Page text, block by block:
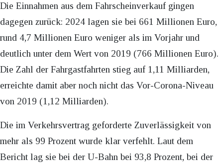
Die Einnahmen aus dem Fahrscheinverkauf gingen
dagegen zurück: 2024 lagen sie bei 661 Millionen Euro,
rund 4,7 Millionen Euro weniger als im Vorjahr und
deutlich unter dem Wert von 2019 (766 Millionen Euro).
Die Zahl der Fahrgastfahrten stieg auf 1,11 Milliarden,
erreichte damit aber noch nicht das Vor-Corona-Niveau
von 2019 (1,12 Milliarden).
Die im Verkehrsvertrag geforderte Zuverlässigkeit von
mehr als 99 Prozent wurde klar verfehlt. Laut dem
Bericht lag sie bei der U-Bahn bei 93,8 Prozent, bei der